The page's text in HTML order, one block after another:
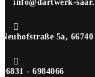
info@dartwerk-

Neuhofstraße 5a,

06831 - 6984066